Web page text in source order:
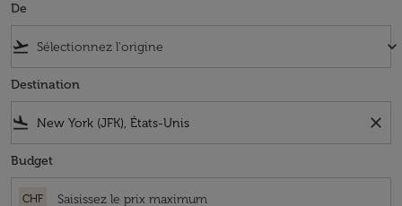
De
flight_takeoff keyboard_arrow_down
Destination
flight_land close
Budget
CHF